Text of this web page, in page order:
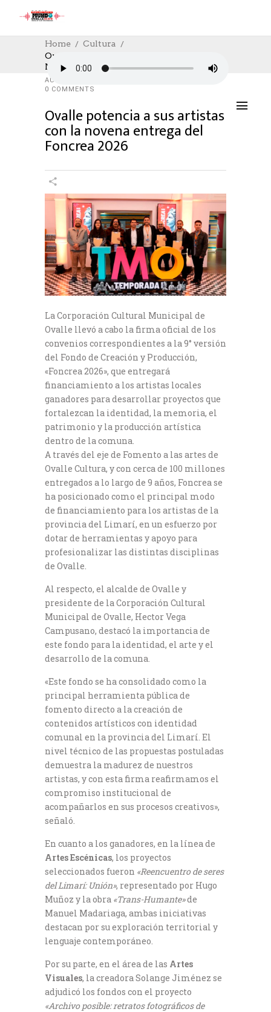
Home
Cultura
Ovalle Potencia A Sus Artistas Con La
Novena Entrega Del Foncrea 2026
CULTURA,CULTURE
11/06/2026
AUTHOR: HECTOR
0 COMMENTS
Ovalle potencia a sus artistas
con la novena entrega del
Foncrea 2026
La Corporación Cultural Municipal de
Ovalle llevó a cabo la firma oficial de los
convenios correspondientes a la 9° versión
del Fondo de Creación y Producción,
«Foncrea 2026», que entregará
financiamiento a los artistas locales
ganadores para desarrollar proyectos que
fortalezcan la identidad, la memoria, el
patrimonio y la producción artística
dentro de la comuna.
A través del eje de Fomento a las artes de
Ovalle Cultura, y con cerca de 100 millones
entregados a lo largo de 9 años, Foncrea se
ha posicionado como el principal modo
de financiamiento para los artistas de la
provincia del Limarí, en un esfuerzo por
dotar de herramientas y apoyo para
profesionalizar las distintas disciplinas
de Ovalle.
Al respecto, el alcalde de Ovalle y
presidente de la Corporación Cultural
Municipal de Ovalle, Hector Vega
Campusano, destacó la importancia de
este fondo para la identidad, el arte y el
desarrollo de la comuna.
«Este fondo se ha consolidado como la
principal herramienta pública de
fomento directo a la creación de
contenidos artísticos con identidad
comunal en la provincia del Limarí. El
nivel técnico de las propuestas postuladas
demuestra la madurez de nuestros
artistas, y con esta firma reafirmamos el
compromiso institucional de
acompañarlos en sus procesos creativos»,
señaló.
En cuanto a los ganadores, en la línea de
Artes Escénicas, los proyectos
seleccionados fueron «Reencuentro de seres
del Limarí: Unión», representado por Hugo
Muñoz y la obra «Trans-Humante»de
Manuel Madariaga, ambas iniciativas
destacan por su exploración territorial y
lenguaje contemporáneo.
Por su parte, en el área de las Artes
Visuales, la creadora Solange Jiménez se
adjudicó los fondos con el proyecto
«Archivo posible: retratos fotográficos de